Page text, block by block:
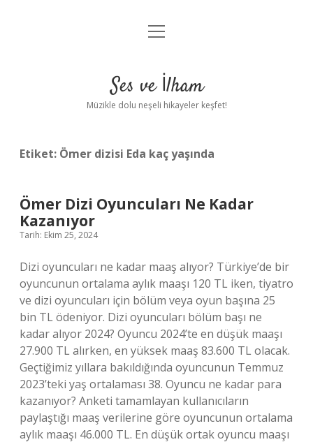
Anasayfa
Yasal Uyarı
menüyü
Ses ve İlham
Müzikle dolu neşeli hikayeler keşfet!
Etiket: Ömer dizisi Eda kaç yaşında
Ömer Dizi Oyuncuları Ne Kadar
Kazanıyor
Tarih: Ekim 25, 2024
Dizi oyuncuları ne kadar maaş alıyor? Türkiye’de bir
oyuncunun ortalama aylık maaşı 120 TL iken, tiyatro
ve dizi oyuncuları için bölüm veya oyun başına 25
bin TL ödeniyor. Dizi oyuncuları bölüm başı ne
kadar alıyor 2024? Oyuncu 2024’te en düşük maaşı
27.900 TL alırken, en yüksek maaş 83.600 TL olacak.
Geçtiğimiz yıllara bakıldığında oyuncunun Temmuz
2023’teki yaş ortalaması 38. Oyuncu ne kadar para
kazanıyor? Anketi tamamlayan kullanıcıların
paylaştığı maaş verilerine göre oyuncunun ortalama
aylık maaşı 46.000 TL. En düşük ortak oyuncu maaşı